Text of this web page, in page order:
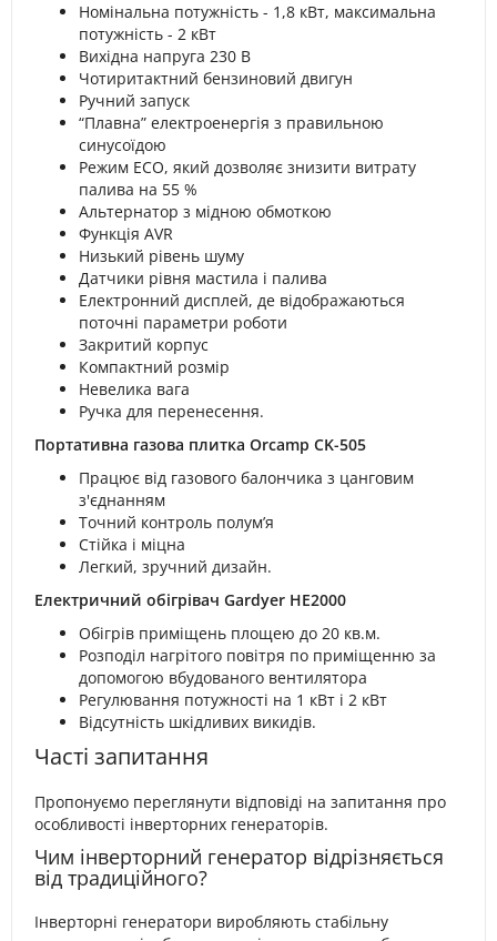
Номінальна потужність - 1,8 кВт, максимальна
потужність - 2 кВт
Вихідна напруга 230 В
Чотиритактний бензиновий двигун
Ручний запуск
“Плавна” електроенергія з правильною
синусоїдою
Режим ECO, який дозволяє знизити витрату
палива на 55 %
Альтернатор з мідною обмоткою
Функція AVR
Низький рівень шуму
Датчики рівня мастила і палива
Електронний дисплей, де відображаються
поточні параметри роботи
Закритий корпус
Компактний розмір
Невелика вага
Ручка для перенесення.
Портативна газова плитка Orcamp CK-505
Працює від газового балончика з цанговим
з'єднанням
Точний контроль полум’я
Стійка і міцна
Легкий, зручний дизайн.
Електричний обігрівач Gardyer HE2000
Обігрів приміщень площею до 20 кв.м.
Розподіл нагрітого повітря по приміщенню за
допомогою вбудованого вентилятора
Регулювання потужності на 1 кВт і 2 кВт
Відсутність шкідливих викидів.
Часті запитання
Пропонуємо переглянути відповіді на запитання про
особливості інверторних генераторів.
Чим інверторний генератор відрізняється
від традиційного?
Інверторні генератори виробляють стабільну